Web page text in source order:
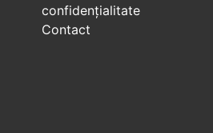
confidenţialitate
Contact